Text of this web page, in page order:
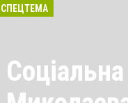
СПЕЦТЕМА